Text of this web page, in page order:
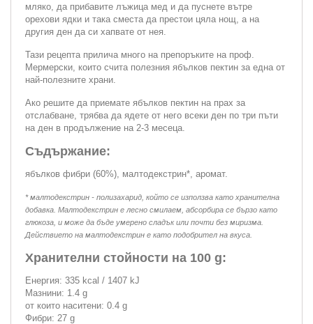
мляко, да прибавите лъжица мед и да пуснете вътре
орехови ядки и така сместа да престои цяла нощ, а на
другия ден да си хапвате от нея.
Тази рецепта прилича много на препоръките на проф.
Мермерски, които счита полезния ябълков пектин за една от
най-полезните храни.
Ако решите да приемате ябълков пектин на прах за
отслабване, трябва да ядете от него всеки ден по три пъти
на ден в продължение на 2-3 месеца.
Съдържание:
ябълков фибри (60%), малтодекстрин*, аромат.
* малтодекстрин - полизахарид, който се използва като хранителна
добавка. Малтодекстрин е лесно смилаем, абсорбира се бързо като
глюкоза, и може да бъде умерено сладък или почти без миризма.
Действието на малтодекстрин е като подобрител на вкуса.
Хранителни стойности на 100 g:
Енергия: 335 kcal / 1407 kJ
Мазнини: 1.4 g
от които наситени: 0.4 g
Фибри: 27 g